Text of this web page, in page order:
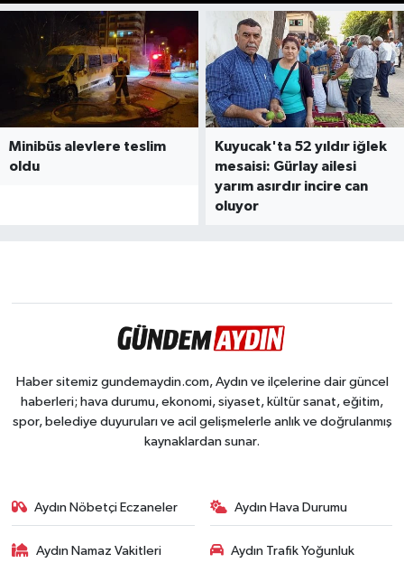
1 2 3 4 5 6 7 8 9 10 121314151617 181920
Minibüs alevlere teslim
oldu
Kuyucak'ta 52 yıldır iğlek
mesaisi: Gürlay ailesi
yarım asırdır incire can
oluyor
Haber sitemiz gundemaydin.com, Aydın ve ilçelerine dair güncel
haberleri; hava durumu, ekonomi, siyaset, kültür sanat, eğitim,
spor, belediye duyuruları ve acil gelişmelerle anlık ve doğrulanmış
kaynaklardan sunar.
Aydın Nöbetçi Eczaneler Aydın Hava Durumu
Aydın Namaz Vakitleri Aydın Trafik Yoğunluk